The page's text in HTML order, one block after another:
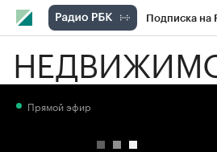
Подписка на
РБК Вино
Прямой эфир